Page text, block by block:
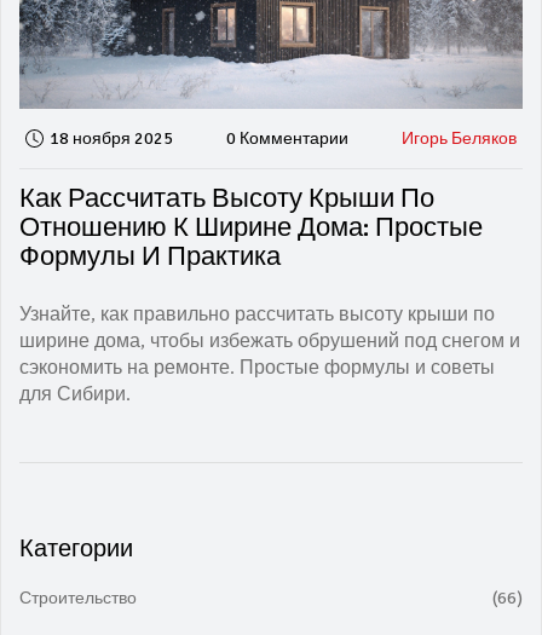
18 ноября 2025 0 Комментарии Игорь Беляков
Как Рассчитать Высоту Крыши По
Отношению К Ширине Дома: Простые
Формулы И Практика
Узнайте, как правильно рассчитать высоту крыши по
ширине дома, чтобы избежать обрушений под снегом и
сэкономить на ремонте. Простые формулы и советы
для Сибири.
Категории
Строительство (66)